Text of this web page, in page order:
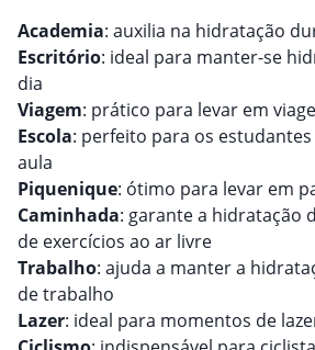
Academia: auxilia na hidratação
Escritório: ideal para manter-se
dia
Viagem: prático para levar em
Escola: perfeito para os
aula
Piquenique: ótimo para levar em
Caminhada: garante a hidratação
de exercícios ao ar livre
Trabalho: ajuda a manter a
de trabalho
Lazer: ideal para momentos de